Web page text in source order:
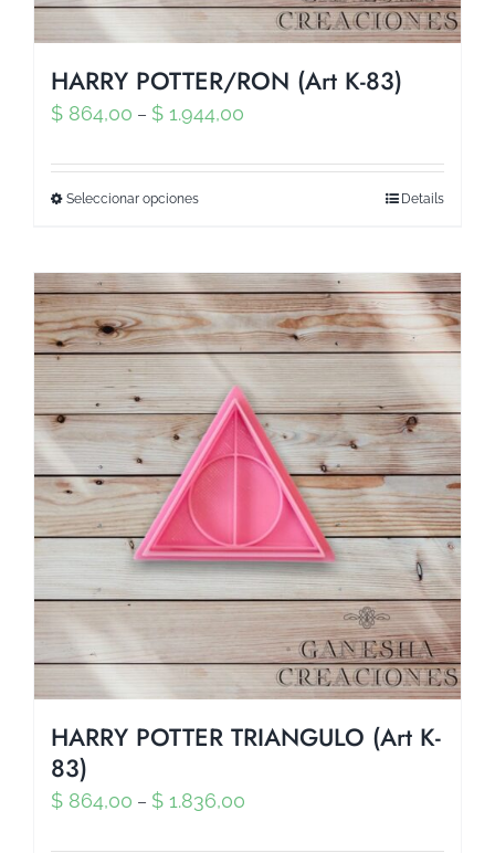
HARRY POTTER/RON (Art K-83)
$ 864,00 – $ 1.944,00
Seleccionar opciones Details
HARRY POTTER TRIANGULO (Art K-
83)
$ 864,00 – $ 1.836,00